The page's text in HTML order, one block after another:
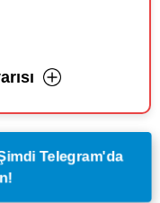
Telegram'da